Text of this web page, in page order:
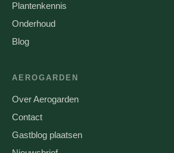
Plantenkennis
Onderhoud
Blog
AEROGARDEN
Over Aerogarden
Contact
Gastblog plaatsen